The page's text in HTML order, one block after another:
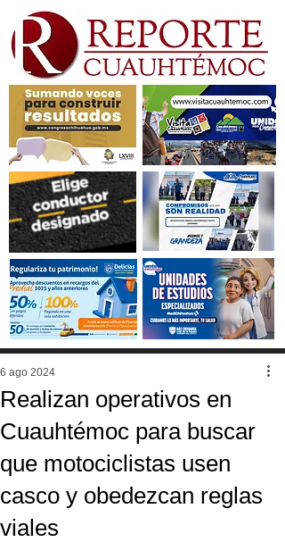
Realizan operativos en
Cuauhtémoc para buscar
que motociclistas usen
casco y obedezcan reglas
viales
6 ago 2024